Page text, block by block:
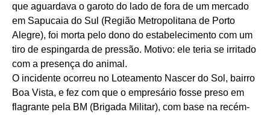
que aguardava o garoto do lado de fora de um mercado
em Sapucaia do Sul (Região Metropolitana de Porto
Alegre), foi morta pelo dono do estabelecimento com um
tiro de espingarda de pressão. Motivo: ele teria se irritado
com a presença do animal.
O incidente ocorreu no Loteamento Nascer do Sol, bairro
Boa Vista, e fez com que o empresário fosse preso em
flagrante pela BM (Brigada Militar), com base na recém-